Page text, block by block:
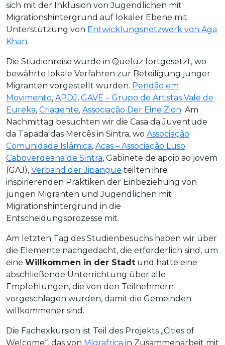
sich mit der Inklusion von Jugendlichen mit
Migrationshintergrund auf lokaler Ebene mit
Unterstützung von Entwicklungsnetzwerk von Aga
Khan.
Die Studienreise wurde in Queluz fortgesetzt, wo
bewährte lokale Verfahren zur Beteiligung junger
Migranten vorgestellt wurden. Pendão em
Movimento, APDJ, GAVE – Grupo de Artistas Vale de
Eureka, Criagente, Associação Der Eine Zion. Am
Nachmittag besuchten wir die Casa da Juventude
da Tapada das Mercês in Sintra, wo Associação
Comunidade Islâmica, Acas – Associação Luso
Caboverdeana de Sintra, Gabinete de apoio ao jovem
(GAJ), Verband der Jipangue teilten ihre
inspirierenden Praktiken der Einbeziehung von
jungen Migranten und Jugendlichen mit
Migrationshintergrund in die
Entscheidungsprozesse mit.
Am letzten Tag des Studienbesuchs haben wir über
die Elemente nachgedacht, die erforderlich sind, um
eine Willkommen in der Stadt und hatte eine
abschließende Unterrichtung über alle
Empfehlungen, die von den Teilnehmern
vorgeschlagen wurden, damit die Gemeinden
willkommener sind.
Die Fachexkursion ist Teil des Projekts „Cities of
Welcome“, das von Migrafrica in Zusammenarbeit mit